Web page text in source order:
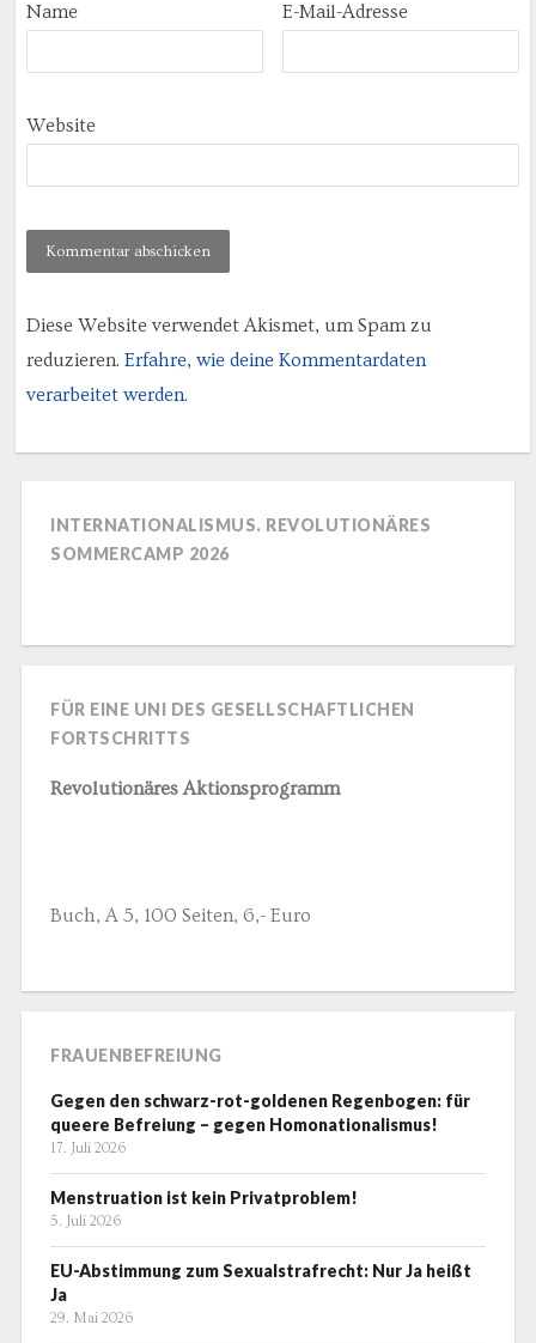
Name E-Mail-Adresse
Website
Diese Website verwendet Akismet, um Spam zu
reduzieren. Erfahre, wie deine Kommentardaten
verarbeitet werden.
INTERNATIONALISMUS. REVOLUTIONÄRES
SOMMERCAMP 2026
FÜR EINE UNI DES GESELLSCHAFTLICHEN
FORTSCHRITTS
Revolutionäres Aktionsprogramm
Buch, A 5, 100 Seiten, 6,- Euro
FRAUENBEFREIUNG
Gegen den schwarz-rot-goldenen Regenbogen: für
queere Befreiung – gegen Homonationalismus!
17. Juli 2026
Menstruation ist kein Privatproblem!
5. Juli 2026
EU-Abstimmung zum Sexualstrafrecht: Nur Ja heißt
Ja
29. Mai 2026